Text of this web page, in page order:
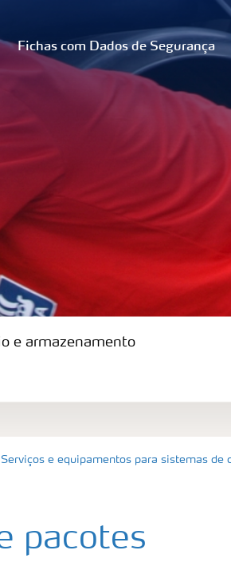
Fichas com Dados de Segurança
e armazenamento
Serviços e equipamentos para sistemas de
pacotes